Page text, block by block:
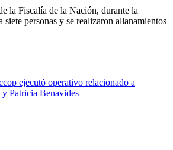
la Fiscalía de la Nación, durante la
siete personas y se realizaron allanamientos